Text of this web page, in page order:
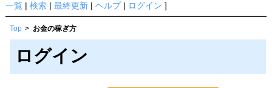
一覧| 検索| 最終更新| ヘルプ| ログイン ]
Top > お金の稼ぎ方
ログイン